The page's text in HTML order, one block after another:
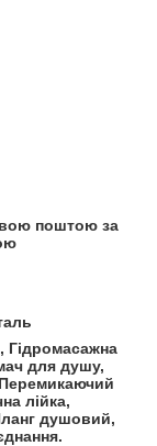
поштою за
Гідромасажна
для душу,
лійка,
душовий,